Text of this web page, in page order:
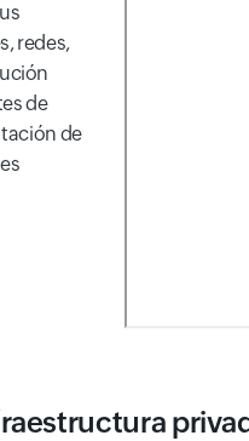
redes,
de
de